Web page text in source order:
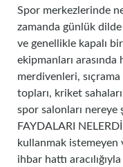
Spor merkezlerinde
zamanda günlük
ve genellikle kapalı
ekipmanları
merdivenleri,
topları, kriket
spor salonları nereye
FAYDALARI
kullanmak
ihbar hattı